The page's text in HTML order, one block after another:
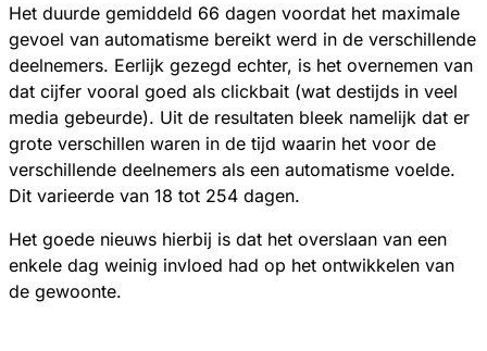
Het duurde gemiddeld 66 dagen voordat het maximale
gevoel van automatisme bereikt werd in de verschillende
deelnemers. Eerlijk gezegd echter, is het overnemen van
dat cijfer vooral goed als clickbait (wat destijds in veel
media gebeurde). Uit de resultaten bleek namelijk dat er
grote verschillen waren in de tijd waarin het voor de
verschillende deelnemers als een automatisme voelde.
Dit varieerde van 18 tot 254 dagen.
Het goede nieuws hierbij is dat het overslaan van een
enkele dag weinig invloed had op het ontwikkelen van
de gewoonte.